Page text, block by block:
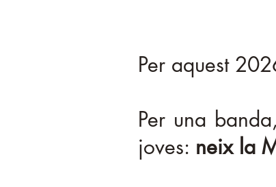
Per aquest
Per una
joves: neix la